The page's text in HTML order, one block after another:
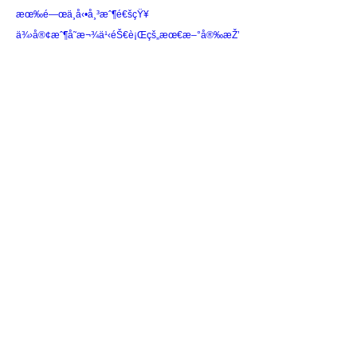
æœ‰é—œä¸å‹•å¸³æˆ¶é€šçŸ¥
ä¾›å®¢æˆ¶å­˜æ¬¾ä¹‹éŠ€è¡Œçš„æœ€æ–°å®‰æŽ’